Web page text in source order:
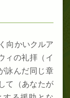
かいクルア
ィの礼拝（イ
詠んだ同じ章
て（あなたが